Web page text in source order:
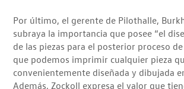
Por último, el gerente de Pilothalle,
subraya la importancia que posee “el
de las piezas para el posterior proceso
que podemos imprimir cualquier pieza
convenientemente diseñada y dibujada
Además, Zockoll expresa el valor que